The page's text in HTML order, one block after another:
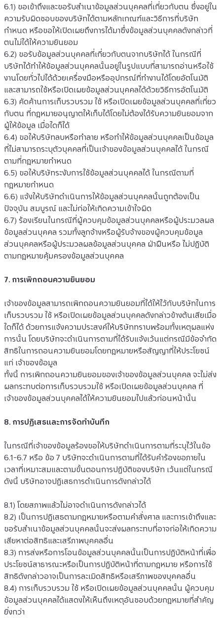
6.1) ขอเข้าถึงและขอรับสำเนาข้อมูลส่วนบุคคลที่เกี่ยวกับตน ซึ่งอยู่ใน
ความรับผิดชอบของบริษัทได้ตามหลักเกณฑ์และวิธีการที่บริษัท
กำหนด หรือขอให้เปิดเผยถึงการได้มาซึ่งข้อมูลส่วนบุคคลดังกล่าวที่
ตนไม่ได้ให้ความยินยอม
6.2) ขอรับข้อมูลส่วนบุคคลที่เกี่ยวกับตนจากบริษัทได้ ในกรณีที่
บริษัทได้ทำให้ข้อมูลส่วนบุคคลนั้นอยู่ในรูปแบบที่สามารถอ่านหรือใช้
งานโดยทั่วไปได้ด้วยเครื่องมือหรืออุปกรณ์ที่ทำงานได้โดยอัตโนมัติ
และสามารถใช้หรือเปิดเผยข้อมูลส่วนบุคคลได้ด้วยวิธีการอัตโนมัติ
6.3) คัดค้านการเก็บรวบรวม ใช้ หรือเปิดเผยข้อมูลส่วนบุคคลที่เกี่ยว
กับตน ที่กฎหมายอนุญาตให้เก็บได้โดยไม่ต้องได้รับความยินยอมจาก
ผู้ให้ข้อมูล เมื่อใดก็ได้
6.4) ขอให้บริษัทลบหรือทำลาย หรือทำให้ข้อมูลส่วนบุคคลเป็นข้อมูล
ที่ไม่สามารถระบุตัวบุคคลที่เป็นเจ้าของข้อมูลส่วนบุคคลได้ ในกรณี
ตามที่กฎหมายกำหนด
6.5) ขอให้บริษัทระงับการใช้ข้อมูลส่วนบุคคลได้ ในกรณีตามที่
กฎหมายกำหนด
6.6) แจ้งให้บริษัทดำเนินการให้ข้อมูลส่วนบุคคลนั้นถูกต้องเป็น
ปัจจุบัน สมบูรณ์ และไม่ก่อให้เกิดความเข้าใจผิด
6.7) ร้องเรียนในกรณีที่ผู้ควบคุมข้อมูลส่วนบุคคลหรือผู้ประมวลผล
ข้อมูลส่วนบุคคล รวมทั้งลูกจ้างหรือผู้รับจ้างของผู้ควบคุมข้อมูล
ส่วนบุคคลหรือผู้ประมวลผลข้อมูลส่วนบุคคล ฝ่าฝืนหรือ ไม่ปฏิบัติ
ตามกฎหมายคุ้มครองข้อมูลส่วนบุคคล
7. การเพิกถอนความยินยอม
เจ้าของข้อมูลสามารถเพิกถอนความยินยอมที่ได้ให้ไว้กับบริษัทในการ
เก็บรวบรวม ใช้ หรือเปิดเผยข้อมูลส่วนบุคคลดังกล่าวข้างต้นเสียเมื่อ
ใดก็ได้ ด้วยการแจ้งความประสงค์ให้บริษัททราบพร้อมทั้งเหตุผลแห่ง
การนั้น โดยบริษัทจะดำเนินการตามที่ได้รับแจ้งเว้นแต่กรณีมีข้อจำกัด
สิทธิในการถอนความยินยอมโดยกฎหมายหรือสัญญาที่ให้ประโยชน์
แก่ เจ้าของข้อมูล
ทั้งนี้ การเพิกถอนความยินยอมของเจ้าของข้อมูลส่วนบุคคล จะไม่ส่ง
ผลกระทบต่อการเก็บรวบรวมใช้ หรือเปิดเผยข้อมูลส่วนบุคคล ที่
เจ้าของข้อมูลส่วนบุคคลได้ให้ความยินยอมไปแล้วก่อนหน้านั้น
8. การปฏิเสธและการจัดทำบันทึก
ในกรณีที่เจ้าของข้อมูลร้องขอให้บริษัทดำเนินการตามที่ระบุไว้ในข้อ
6.1-6.7 หรือ ข้อ 7 บริษัทจะดำเนินการตามที่ได้รับคำร้องขอภายใน
เวลาที่เหมาะสมและตามขั้นตอนการปฏิบัติของบริษัท เว้นแต่ในกรณี
ดังนี้ บริษัทอาจปฏิเสธการดำเนินการดังกล่าวได้
8.1) โดยสภาพแล้วไม่อาจดำเนินการดังกล่าวได้
8.2) เป็นการปฏิเสธตามกฎหมายหรือตามคำสั่งศาล และการเข้าถึงและ
ขอรับสำเนาข้อมูลส่วนบุคคลนั้นจะส่งผลกระทบที่อาจก่อให้เกิดความ
เสียหาต่อสิทธิและเสรีภาพบุคคลอื่น
8.3) การส่งหรือการโอนข้อมูลส่วนบุคคลนั้นเป็นการปฏิบัติหน้าที่เพื่อ
ประโยชน์สาธารณะหรือเป็นการปฏิบัติหน้าที่ตามกฎหมาย หรือการใช้
สิทธิดังกล่าวอาจเป็นการละเมิดสิทธิหรือเสรีภาพของบุคคลอื่น
8.4) การเก็บรวบรวม ใช้ หรือเปิดเผยข้อมูลส่วนบุคคลนั้น ผู้ควบคุม
ข้อมูลส่วนบุคคลได้แสดงให้เห็นถึงเหตุอันชอบด้วยกฎหมายที่สำคัญ
ยิ่งกว่า